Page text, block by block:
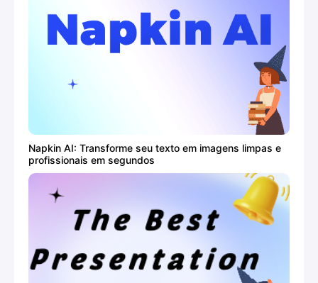
Napkin AI: Transforme seu texto em imagens limpas e
profissionais em segundos